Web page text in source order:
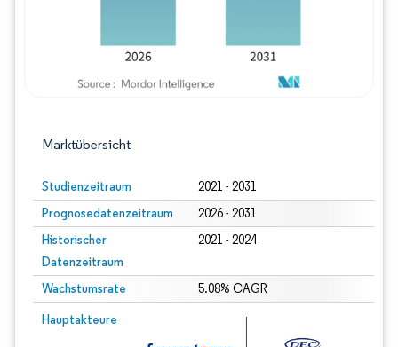
Marktübersicht
Studienzeitraum 2021 - 2031
Prognosedatenzeitraum 2026 - 2031
Historischer
Datenzeitraum
2021 - 2024
Wachstumsrate 5.08% CAGR
Hauptakteure
Bild © Mordor Intelligence. Wiederverwendung erfordert Namensnennung